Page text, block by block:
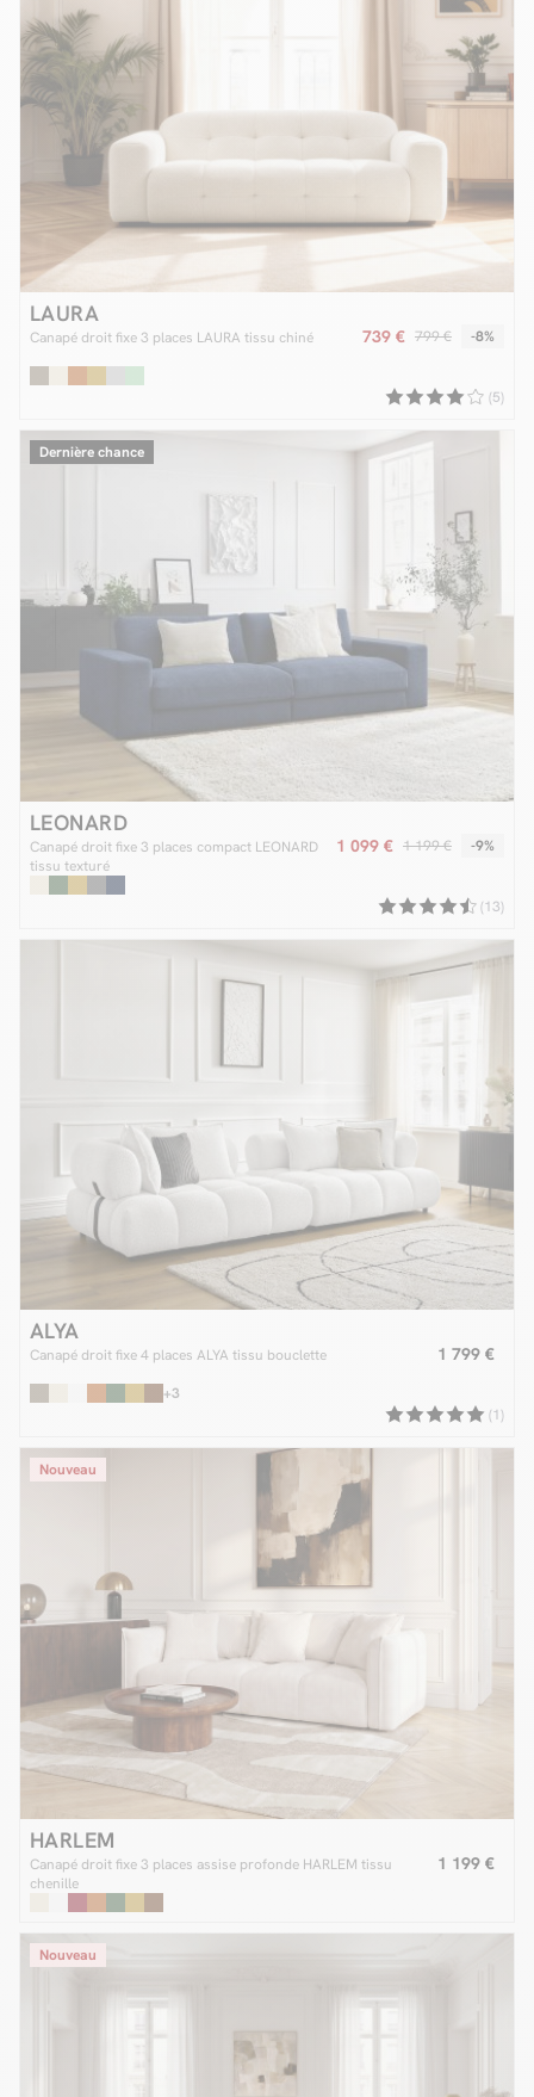
LAURA
Canapé droit fixe 3 places LAURA tissu chiné 739 € 799 € -8%
(5)
Dernière chance
LEONARD
Canapé droit fixe 3 places compact LEONARD
tissu texturé
1 099 € 1 199 € -9%
(13)
ALYA
Canapé droit fixe 4 places ALYA tissu bouclette 1 799 €
+3
(1)
Nouveau
HARLEM
Canapé droit fixe 3 places assise profonde HARLEM tissu
chenille
1 199 €
Nouveau